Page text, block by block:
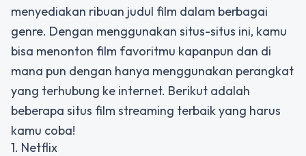
menyediakan ribuan judul film dalam berbagai
genre. Dengan menggunakan situs-situs ini, kamu
bisa menonton film favoritmu kapanpun dan di
mana pun dengan hanya menggunakan perangkat
yang terhubung ke internet. Berikut adalah
beberapa situs film streaming terbaik yang harus
kamu coba!
1. Netflix